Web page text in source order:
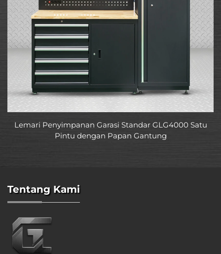
Lemari Penyimpanan Garasi Standar GLG4000 Satu
Pintu dengan Papan Gantung
Tentang Kami